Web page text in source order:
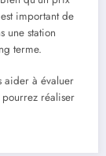
important de
une station
terme.
aider à évaluer
réaliser